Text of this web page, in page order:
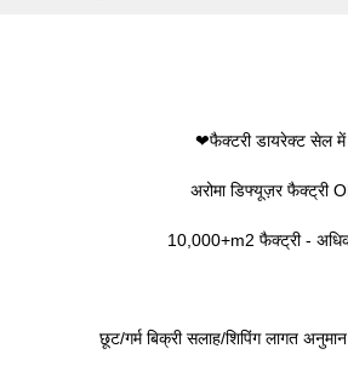
❤फैक्टरी डायरेक्ट सेल
अरोमा डिफ्यूज़र फैक्ट्री
10,000+m2 फैक्ट्री -
छूट/गर्म बिक्री सलाह/शिपिंग लागत